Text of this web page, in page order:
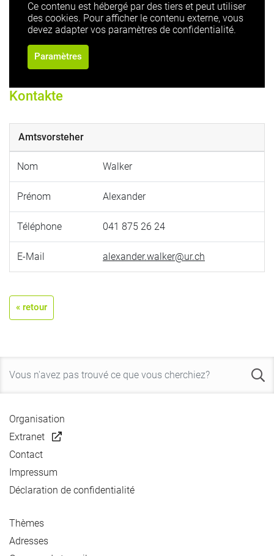
Ce contenu est hébergé par des tiers et peut utiliser
des cookies. Pour afficher le contenu externe, vous
devez adapter vos paramètres de confidentialité.
Paramètres
Kontakte
Amtsvorsteher
Nom Walker
Prénom Alexander
Téléphone 041 875 26 24
E-Mail alexander.walker@ur.ch
« retour
Organisation
Extranet
Contact
Impressum
Déclaration de confidentialité
Thèmes
Adresses